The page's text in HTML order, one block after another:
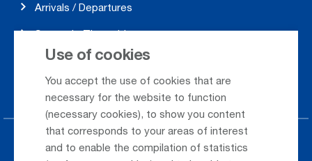
Use of cookies
You accept the use of cookies that are
necessary for the website to function
(necessary cookies), to show you content
that corresponds to your areas of interest
and to enable the compilation of statistics
Arrivals / Departures
Season's Timetable
Webcam
Car Rental
Parking at the airport